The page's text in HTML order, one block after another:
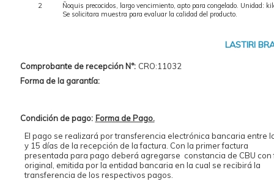
2
Ñoquis precocidos, largo vencimiento, apto para congelado. Unidad:
Se solicitara muestra para evaluar la calidad del producto.
LASTIRI
Comprobante de recepción N°: CRO:11032
Forma de la garantía:
Condición de pago: Forma de Pago.
El pago se realizará por transferencia electrónica bancaria entre
y 15 días de la recepción de la factura. Con la primer factura
presentada para pago deberá agregarse constancia de CBU con
original, emitida por la entidad bancaria en la cual se recibirá la
transferencia de los respectivos pagos.